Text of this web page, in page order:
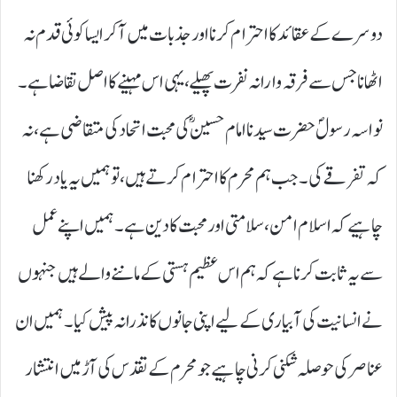
دوسرے کے عقائد کا احترام کرنا اور جذبات میں آکر ایسا کوئی قدم نہ
اٹھانا جس سے فرقہ وارانہ نفرت پھیلے، یہی اس مہینے کا اصل تقاضا ہے۔
نواسہ رسولؐ حضرت سیدنا امام حسینؓ کی محبت اتحاد کی متقاضی ہے، نہ
کہ تفرقے کی۔ جب ہم محرم کا احترام کرتے ہیں، تو ہمیں یہ یاد رکھنا
چاہیے کہ اسلام امن، سلامتی اور محبت کا دین ہے۔ ہمیں اپنے عمل
سے یہ ثابت کرنا ہے کہ ہم اس عظیم ہستی کے ماننے والے ہیں جنہوں
نے انسانیت کی آبیاری کے لیے اپنی جانوں کا نذرانہ پیش کیا۔ ہمیں ان
عناصر کی حوصلہ شکنی کرنی چاہیے جو محرم کے تقدس کی آڑ میں انتشار